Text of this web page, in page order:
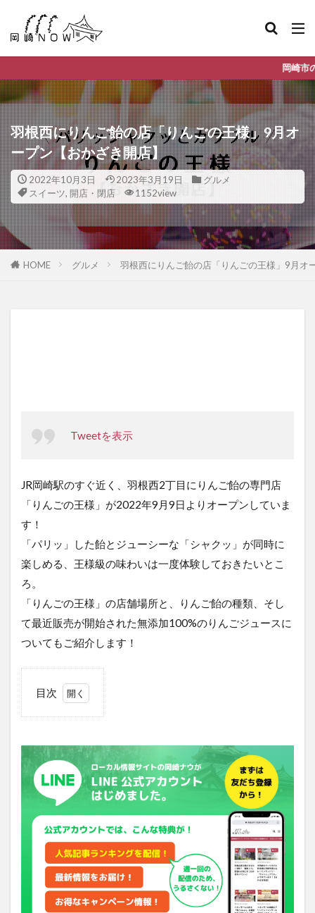
岡崎市のデイリーランキン
羽根西にりんご飴の店「りんごの王様」9月オ
ープン【おかざき開店】
2022年10月3日 2023年3月19日
グルメ
スイーツ, 開店・閉店 1152view
HOME グルメ 羽根西にりんご飴の店「りんごの王様」9月オ
Tweetを表示
JR岡崎駅のすぐ近く、羽根西2丁目にりんご飴の専門店
「りんごの王様」が2022年9月9日よりオープンしていま
す！
「パリッ」した飴とジューシーな「シャクッ」が同時に
楽しめる、王様級の味わいは一度体験しておきたいとこ
ろ。
「りんごの王様」の店舗場所と、りんご飴の種類、そし
て最近販売が開始された無添加100%のりんごジュースに
ついてもご紹介します！
目次
の王
様」
JR
駅の
西口
から
徒歩
分の